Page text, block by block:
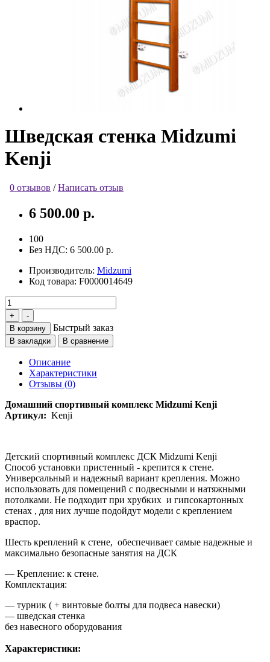
Шведская стенка Midzumi
Kenji
0 отзывов /Написать отзыв
6 500.00 р.
100
Без НДС: 6 500.00 р.
Производитель: Midzumi
Код товара: F0000014649
В корзину Быстрый заказ
В закладки В сравнение
Описание
Характеристики
Отзывы (0)
Домашний спортивный комплекс Midzumi Kenji
Артикул: Kenji
Детский спортивный комплекс ДСК Midzumi Kenji
Способ установки пристенный - крепится к стене.
Универсальный и надежный вариант крепления. Можно
использовать для помещений с подвесными и натяжными
потолками. Не подходит при хрубких и гипсокартонных
стенах , для них лучше подойдут модели с креплением
враспор.
Шесть креплений к стене, обеспечивает самые надежные и
максимально безопасные занятия на ДСК
— Крепление: к стене.
Комплектация:
— турник ( + винтовые болты для подвеса навески)
— шведская стенка
без навесного оборудования
Характеристики: